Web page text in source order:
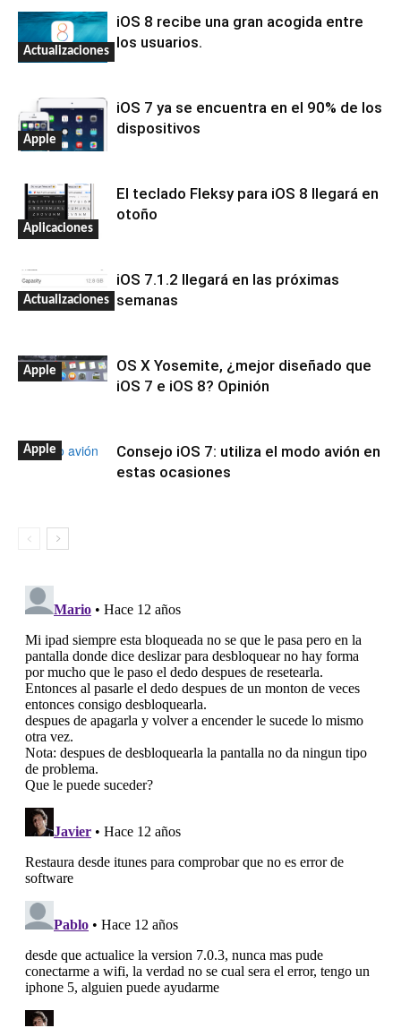
Actualizaciones
iOS 8 recibe una gran acogida entre
los usuarios.
Apple
iOS 7 ya se encuentra en el 90% de los
dispositivos
Aplicaciones
El teclado Fleksy para iOS 8 llegará en
otoño
Actualizaciones
iOS 7.1.2 llegará en las próximas
semanas
Apple
OS X Yosemite, ¿mejor diseñado que
iOS 7 e iOS 8? Opinión
Apple
Consejo iOS 7: utiliza el modo avión en
estas ocasiones